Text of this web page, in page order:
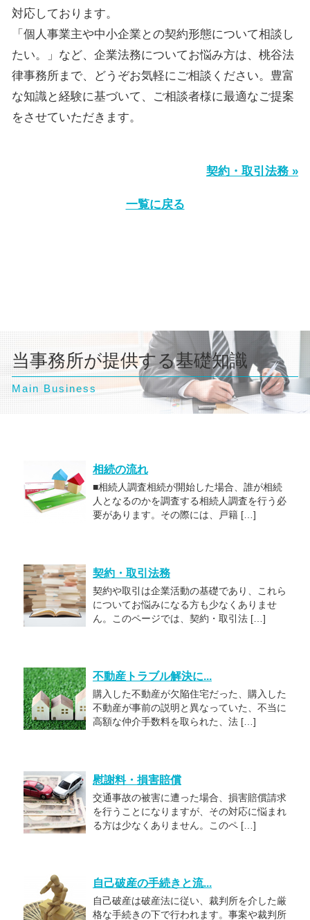
対応しております。
「個人事業主や中小企業との契約形態について相談し
たい。」など、企業法務についてお悩み方は、桃谷法
律事務所まで、どうぞお気軽にご相談ください。豊富
な知識と経験に基づいて、ご相談者様に最適なご提案
をさせていただきます。
契約・取引法務 »
一覧に戻る
当事務所が提供する基礎知識
Main Business
相続の流れ
■相続人調査相続が開始した場合、誰が相続
人となるのかを調査する相続人調査を行う必
要があります。その際には、戸籍 […]
契約・取引法務
契約や取引は企業活動の基礎であり、これら
についてお悩みになる方も少なくありませ
ん。このページでは、契約・取引法 […]
不動産トラブル解決に...
購入した不動産が欠陥住宅だった、購入した
不動産が事前の説明と異なっていた、不当に
高額な仲介手数料を取られた、法 […]
慰謝料・損害賠償
交通事故の被害に遭った場合、損害賠償請求
を行うことになりますが、その対応に悩まれ
る方は少なくありません。このペ […]
自己破産の手続きと流...
自己破産は破産法に従い、裁判所を介した厳
格な手続きの下で行われます。事案や裁判所